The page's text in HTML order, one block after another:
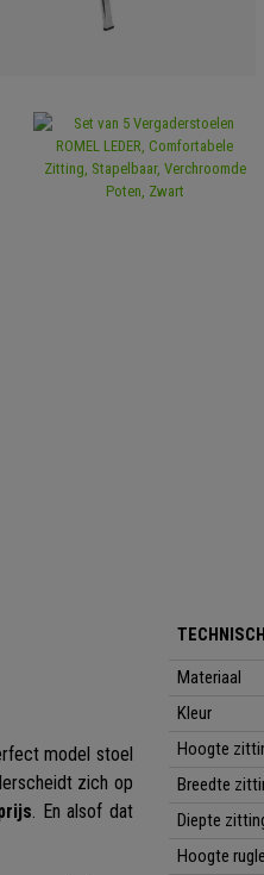
model stoel
zich op
. En alsof dat
Materiaal
Kleur
Hoogte
Breedte
Diepte
Hoogte